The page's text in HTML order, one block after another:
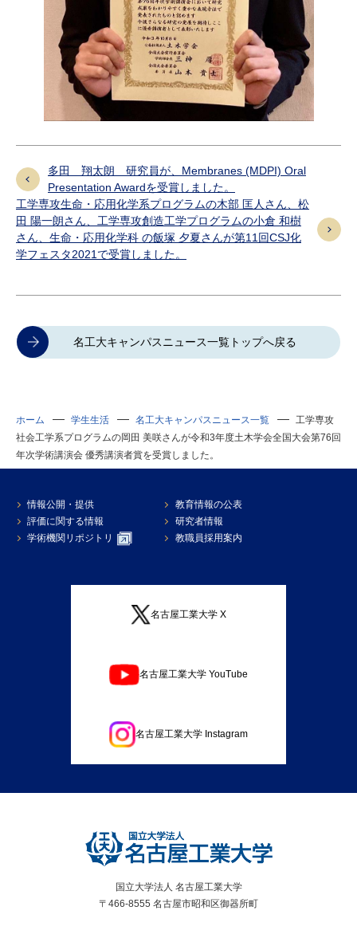
多田 翔太朗 研究員が、Membranes (MDPI) Oral
Presentation Awardを受賞しました。
工学専攻生命・応用化学系プログラムの木部 匡人さん、松
田 陽一朗さん、工学専攻創造工学プログラムの小倉 和樹
さん、生命・応用化学科 の飯塚 夕夏さんが第11回CSJ化
学フェスタ2021で受賞しました。
名工大キャンパスニュース一覧トップへ戻る
ホーム 学生生活 名工大キャンパスニュース一覧
工学専攻
社会工学系プログラムの岡田 美咲さんが令和3年度土木学会全国大会第76回
年次学術講演会 優秀講演者賞を受賞しました。
情報公開・提供
教育情報の公表
評価に関する情報
研究者情報
学術機関リポジトリ
教職員採用案内
名古屋工業大学 X
名古屋工業大学 YouTube
名古屋工業大学 Instagram
国立大学法人 名古屋工業大学
〒466-8555 名古屋市昭和区御器所町